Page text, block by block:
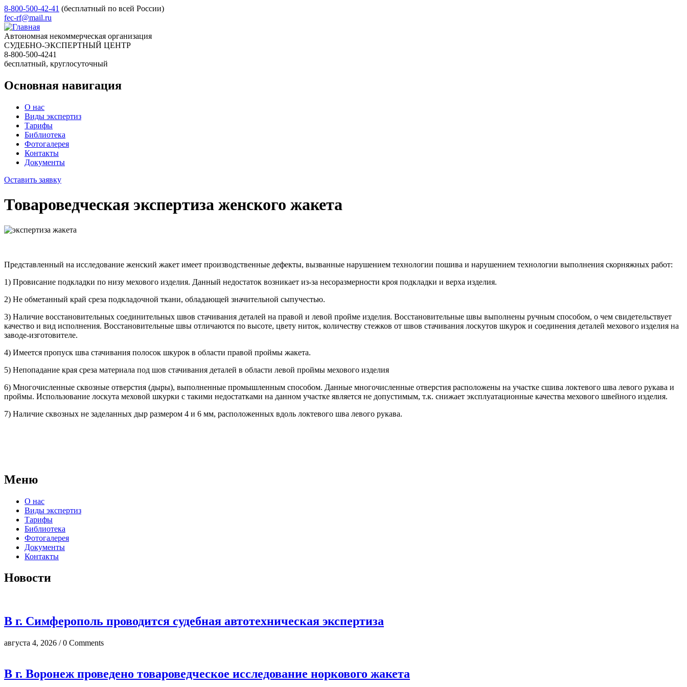
8-800-500-42-41 (бесплатный по всей России)
fec-rf@mail.ru
Автономная некоммерческая организация
СУДЕБНО-ЭКСПЕРТНЫЙ ЦЕНТР
8-800-500-4241
бесплатный, круглосуточный
Основная навигация
О нас
Виды экспертиз
Тарифы
Библиотека
Фотогалерея
Контакты
Документы
Оставить заявку
Товароведческая экспертиза женского жакета
Представленный на исследование женский жакет имеет производственные дефекты, вызванные нарушением технологии пошива и нарушением технологии выполнения скорняжных работ:
1) Провисание подкладки по низу мехового изделия. Данный недостаток возникает из-за несоразмерности кроя подкладки и верха изделия.
2) Не обметанный край среза подкладочной ткани, обладающей значительной сыпучестью.
3) Наличие восстановительных соединительных швов стачивания деталей на правой и левой пройме изделия. Восстановительные швы выполнены ручным способом, о чем свидетельствует
качество и вид исполнения. Восстановительные швы отличаются по высоте, цвету ниток, количеству стежков от швов стачивания лоскутов шкурок и соединения деталей мехового изделия на
заводе-изготовителе.
4) Имеется пропуск шва стачивания полосок шкурок в области правой проймы жакета.
5) Непопадание края среза материала под шов стачивания деталей в области левой проймы мехового изделия
6) Многочисленные сквозные отверстия (дыры), выполненные промышленным способом. Данные многочисленные отверстия расположены на участке сшива локтевого шва левого рукава и
проймы. Использование лоскута меховой шкурки с такими недостатками на данном участке является не допустимым, т.к. снижает эксплуатационные качества мехового швейного изделия.
7) Наличие сквозных не заделанных дыр размером 4 и 6 мм, расположенных вдоль локтевого шва левого рукава.
Меню
О нас
Виды экспертиз
Тарифы
Библиотека
Фотогалерея
Документы
Контакты
Новости
В г. Симферополь проводится судебная автотехническая экспертиза
августа 4, 2026 / 0 Comments
В г. Воронеж проведено товароведческое исследование норкового жакета